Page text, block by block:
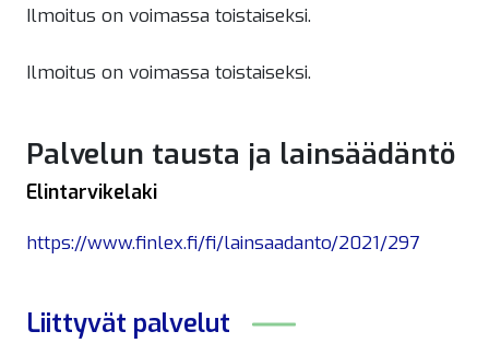
Ilmoitus on voimassa toistaiseksi.
Ilmoitus on voimassa toistaiseksi.
Palvelun tausta ja lainsäädäntö
Elintarvikelaki
https://www.finlex.fi/fi/lainsaadanto/2021/297
Liittyvät palvelut